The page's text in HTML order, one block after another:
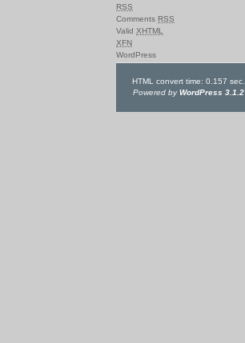
RSS
Comments RSS
Valid XHTML
XFN
WordPress
HTML convert time: 0.157 sec.
Powered byWordPress 3.1.2